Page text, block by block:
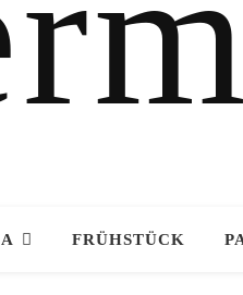
FRÜHSTÜCK